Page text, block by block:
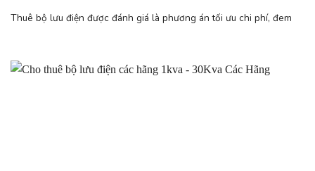
Thuê bộ lưu điện được đánh giá là phương án tối ưu chi phí, đem